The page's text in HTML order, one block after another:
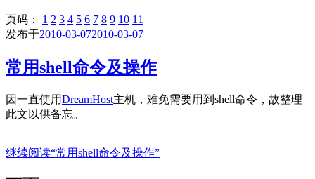
页码： 1 2 3 4 5 6 7 8 9 10 11
发布于2010-03-072010-03-07
常用shell命令及操作
因一直使用DreamHost主机，难免需要用到shell命令，故整理
此文以供备忘。
继续阅读“常用shell命令及操作”